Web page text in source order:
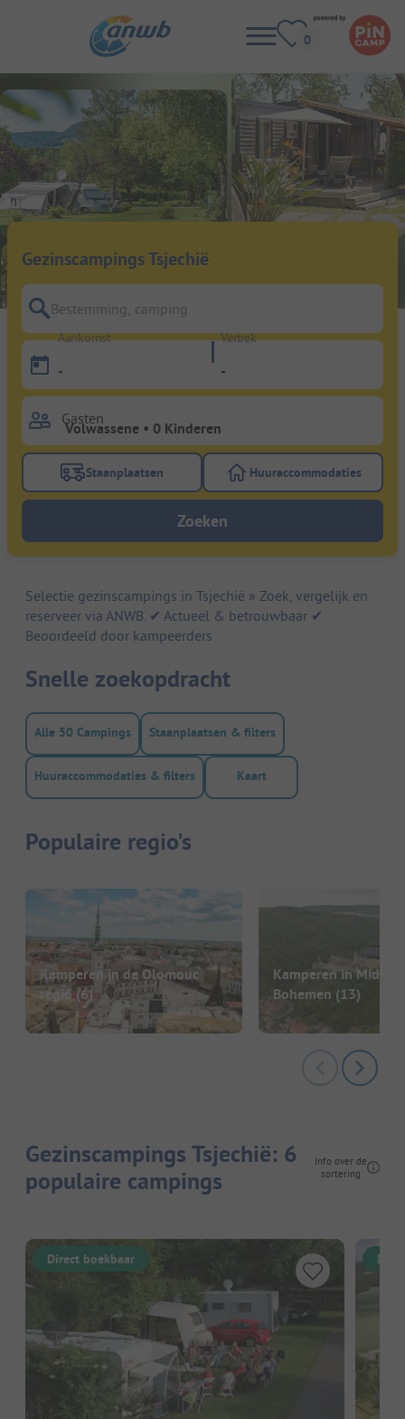
Gezinscampings Tsjechië
Bestemming, camping
Aankomst
-
Vertrek
-
Gasten
Gebruik de filterknop staanplaatsen om te zoeken
Staanplaatsen Gebruik de
Huuraccommodaties
Zoeken
Selectie gezinscampings in Tsjechië » Zoek, vergelijk en
reserveer via ANWB. ✔ Actueel & betrouwbaar ✔
Beoordeeld door kampeerders
Snelle zoekopdracht
Alle 50 Campings Staanplaatsen & filters
Huuraccommodaties & filters Kaart
Populaire regio's
Kamperen in de Olomouc
regio(6)
Kamperen in
Bohemen (13)
Gezinscampings Tsjechië: 6
populaire campings
Info over de
sortering
Direct boekbaar